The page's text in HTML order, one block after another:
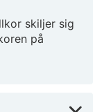
erbjuder en
toppattraktioner
vistelse idag
skiljer sig
på